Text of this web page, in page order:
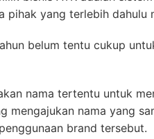
pihak yang terlebih dahulu
belum tentu cukup
nama tertentu untuk
nama yang
brand tersebut.